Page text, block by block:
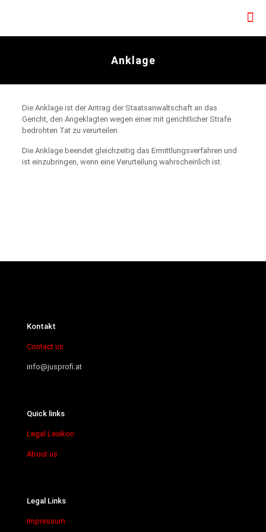
Anklage
Die Anklage ist der Antrag der Staatsanwaltschaft an das
Gericht, den Angeklagten wegen einer mit gerichtlicher Strafe
bedrohten Tat zu verurteilen.
Die Anklage beendet gleichzeitig das Ermittlungsverfahren und
ist einzubringen, wenn eine Verurteilung wahrscheinlich ist.
Kontakt
Contact us
info@jusprofi.at
Quick links
Legal Lexikon
About us
Legal Links
Impressum